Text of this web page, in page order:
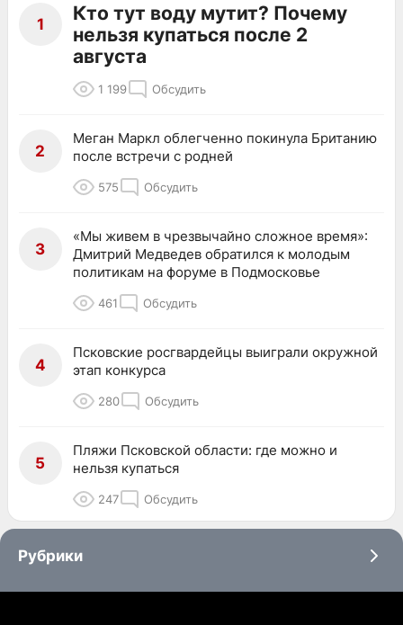
1
Кто тут воду мутит? Почему
нельзя купаться после 2
августа
1 199 Обсудить
2
Меган Маркл облегченно покинула Британию
после встречи с родней
575 Обсудить
3
«Мы живем в чрезвычайно сложное время»:
Дмитрий Медведев обратился к молодым
политикам на форуме в Подмосковье
461 Обсудить
4
Псковские росгвардейцы выиграли окружной
этап конкурса
280 Обсудить
5
Пляжи Псковской области: где можно и
нельзя купаться
247 Обсудить
Рубрики